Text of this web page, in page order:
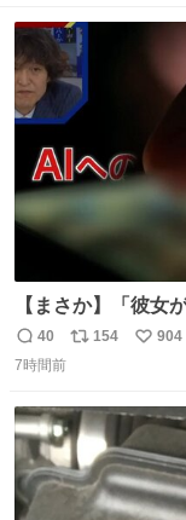
【まさか】「彼女
した男、AIの相談履歴で“ウソ
収して解析すると
かし、AIの回答は
返
信
40
リ
ト
数
154
い
数
904
7時間前